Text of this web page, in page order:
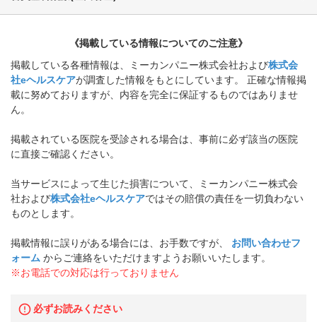
《掲載している情報についてのご注意》
掲載している各種情報は、ミーカンパニー株式会社および株式会
社eヘルスケアが調査した情報をもとにしています。 正確な情報掲
載に努めておりますが、内容を完全に保証するものではありませ
ん。
掲載されている医院を受診される場合は、事前に必ず該当の医院
に直接ご確認ください。
当サービスによって生じた損害について、ミーカンパニー株式会
社および株式会社eヘルスケアではその賠償の責任を一切負わない
ものとします。
掲載情報に誤りがある場合には、お手数ですが、
お問い合わせフ
ォーム からご連絡をいただけますようお願いいたします。
※お電話での対応は行っておりません
必ずお読みください